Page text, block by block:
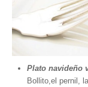
Plato navideño
Bollito,el pernil,